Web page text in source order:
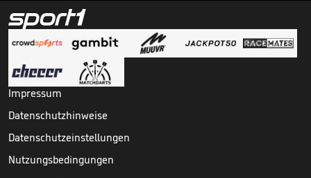
Impressum
Datenschutzhinweise
Datenschutzeinstellungen
Nutzungsbedingungen